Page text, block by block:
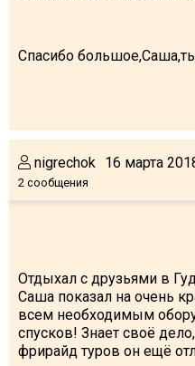
Спасибо
nigrechok
2 сообщения
16 марта
Отдыхал с друзьями в
Саша показал на очень
всем необходимым
спусков! Знает своё
фрирайд туров он ещё